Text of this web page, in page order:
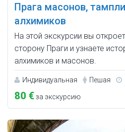
Прага масонов,
алхимиков
На этой экскурсии вы
сторону Праги и узнаете
алхимиков и масонов.
Индивидуальная Пешая
80 €за экскурсию